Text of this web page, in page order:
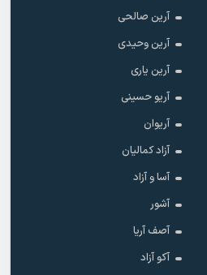
آرین صالحی
آرین وحیدی
آرین یاری
آریو حسینی
آریوان
آزاد کمالیان
آسا و آزاد
آشور
آصف آریا
آکو آزاد